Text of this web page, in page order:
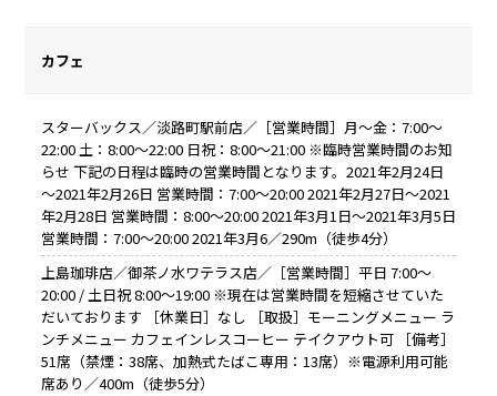
カフェ
スターバックス／淡路町駅前店／［営業時間］月～金：7:00～
22:00 土：8:00～22:00 日祝：8:00～21:00 ※臨時営業時間のお知
らせ 下記の日程は臨時の営業時間となります。2021年2月24日
～2021年2月26日 営業時間：7:00～20:00 2021年2月27日～2021
年2月28日 営業時間：8:00～20:00 2021年3月1日～2021年3月5日
営業時間：7:00～20:00 2021年3月6／290m（徒歩4分）
上島珈琲店／御茶ノ水ワテラス店／［営業時間］平日 7:00～
20:00 / 土日祝 8:00～19:00 ※現在は営業時間を短縮させていた
だいております ［休業日］なし ［取扱］モーニングメニュー ラ
ンチメニュー カフェインレスコーヒー テイクアウト可 ［備考］
51席（禁煙：38席、加熱式たばこ専用：13席）※電源利用可能
席あり／400m（徒歩5分）